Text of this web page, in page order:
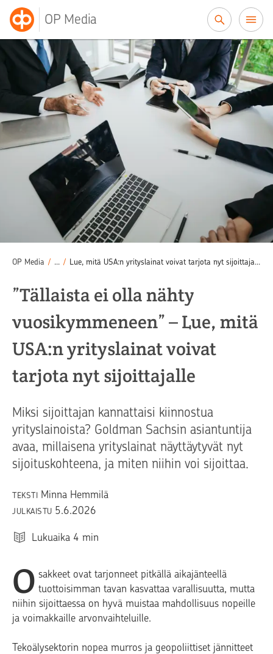
OP Media
OP Media / ... /
Säästäminen
Rahastosäästäminen / Lue, mitä USA:n yrityslainat voivat tarjota nyt sijoittajalle
”Tällaista ei olla nähty
vuosikymmeneen” – Lue, mitä
USA:n yrityslainat voivat
tarjota nyt sijoittajalle
Miksi sijoittajan kannattaisi kiinnostua
yrityslainoista? Goldman Sachsin asiantuntija
avaa, millaisena yrityslainat näyttäytyvät nyt
sijoituskohteena, ja miten niihin voi sijoittaa.
TEKSTI Minna Hemmilä
JULKAISTU 5.6.2026
Lukuaika 4 min
O sakkeet ovat tarjonneet pitkällä aikajänteellä
tuottoisimman tavan kasvattaa varallisuutta, mutta
niihin sijoittaessa on hyvä muistaa mahdollisuus nopeille
ja voimakkaille arvonvaihteluille.
Tekoälysektorin nopea murros ja geopoliittiset jännitteet